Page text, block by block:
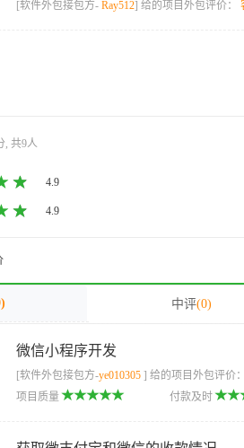
[软件外包接包方- Ray512] 给的项目外包评价：
, 共9人
4.9
4.9
中评(0)
微信小程序开发
[软件外包接包方-ye010305 ] 给的项目外包评价：
项目质量
付款及时